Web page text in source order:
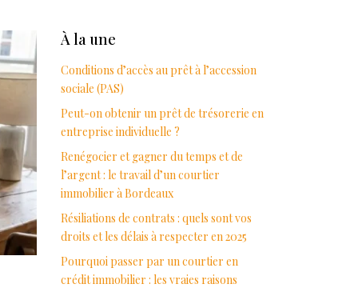
À la une
Conditions d’accès au prêt à l’accession
sociale (PAS)
Peut-on obtenir un prêt de trésorerie en
entreprise individuelle ?
Renégocier et gagner du temps et de
l’argent : le travail d’un courtier
immobilier à Bordeaux
Résiliations de contrats : quels sont vos
droits et les délais à respecter en 2025
Pourquoi passer par un courtier en
crédit immobilier : les vraies raisons